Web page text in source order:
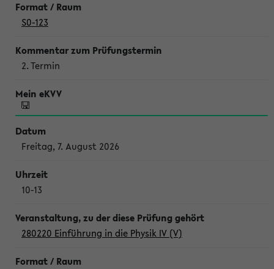
S0-123
2. Termin
Freitag, 7. August 2026
10-13
280220 Einführung in die Physik IV (V)